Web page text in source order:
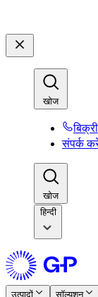
खोज​​
संपर्क
खोज​​
हिन्दी
उत्पादों​​ सॉल्यूशन​​